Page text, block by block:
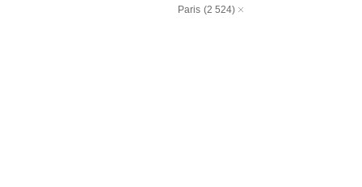
Paris (2 524)